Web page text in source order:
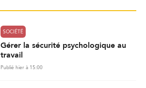
SOCIÉTÉ
Gérer la sécurité psychologique au
travail
Publié hier à 15:00